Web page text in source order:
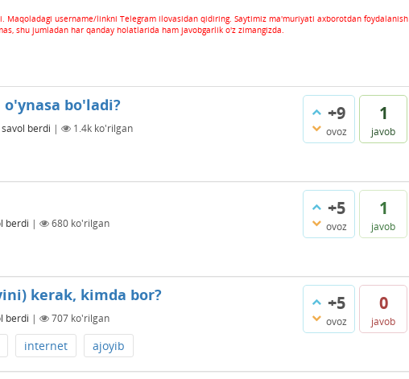
Maqoladagi username/linkni Telegram ilovasidan qidiring. Saytimiz ma'muriyati axborotdan foydalanish
shu jumladan har qanday holatlarida ham javobgarlik o'z zimangizda.
+9
ovoz
1
javob
o'ynasa bo'ladi?
savol berdi | 1.4k ko'rilgan
+5
ovoz
1
javob
berdi | 680 ko'rilgan
+5
ovoz
0
javob
kerak, kimda bor?
berdi | 707 ko'rilgan
internet ajoyib